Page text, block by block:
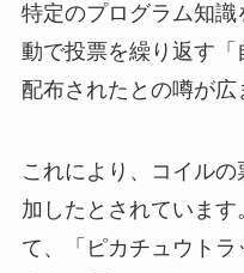
特定のプログラム知
動で投票を繰り返す「
配布されたとの噂が広
これにより、コイル
加したとされていま
て、「ピカチュウト